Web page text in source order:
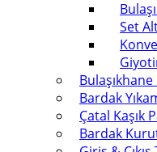
Set
Bardak
Çatal Kaşık
Bardak